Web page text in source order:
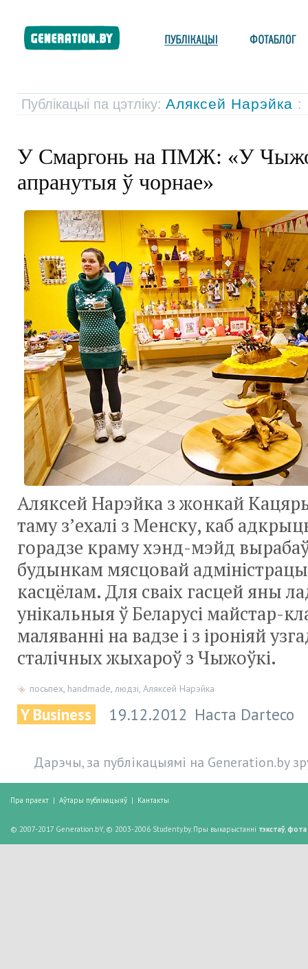
Публікацыі па цэтліку: Аляксей Нарэйка :
У Смаргонь на ПМЖ: «У
апранутыя ў чорнае»
Аляксей Нарэйка з жонкай
таму з’ехалі з Менску, каб
горадзе краму хэнд-мэйд
будынкам мясцовай
касцёлам. Для сваіх гасцей яны
унікальныя ў Беларусі майстар-
маляванні на вадзе і з іроніяй
сталічных жыхароў з Чыжоўкі.
посьпех, handmade, людзі, Аляксей Нарэйка
Y Business 19.12.2012 Наста Darteco
Дарэчы, за публікацыямі на Generation.by
Пра праект | Аўтары публікацыяў | Кантакты
© 2007-2017 Generation.bY, © 2003-2006 Studenty.by. Пры выкарыстанні тэкстаў,фота